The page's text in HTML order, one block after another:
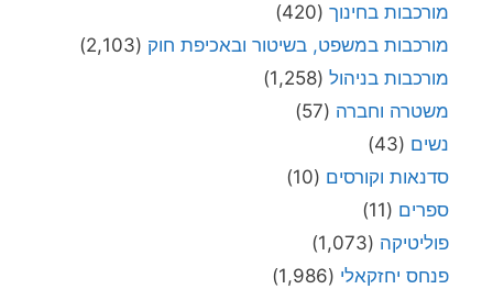
מורכבות בחינוך (420)
מורכבות במשפט, בשיטור ובאכיפת חוק (2,103)
מורכבות בניהול (1,258)
משטרה וחברה (57)
נשים (43)
סדנאות וקורסים (10)
ספרים (11)
פוליטיקה (1,073)
פנחס יחזקאלי (1,986)